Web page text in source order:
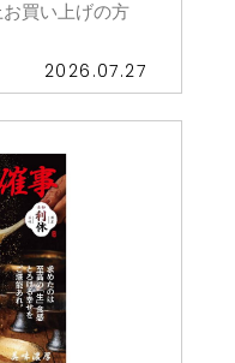
買い上げの方
2026.07.27